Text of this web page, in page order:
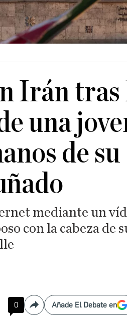
Irán tras
una
de su
mediante un
con la cabeza de
0 CompartirAñade El Debate en